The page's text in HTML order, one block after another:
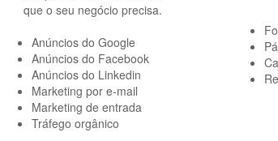
que o seu negócio precisa.
Anúncios do Google
Anúncios do Facebook
Anúncios do Linkedin
Marketing por e-mail
Marketing de entrada
Tráfego orgânico